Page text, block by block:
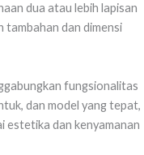
dua atau lebih lapisan
tambahan dan dimensi
fungsionalitas
dan model yang tepat,
estetika dan kenyamanan